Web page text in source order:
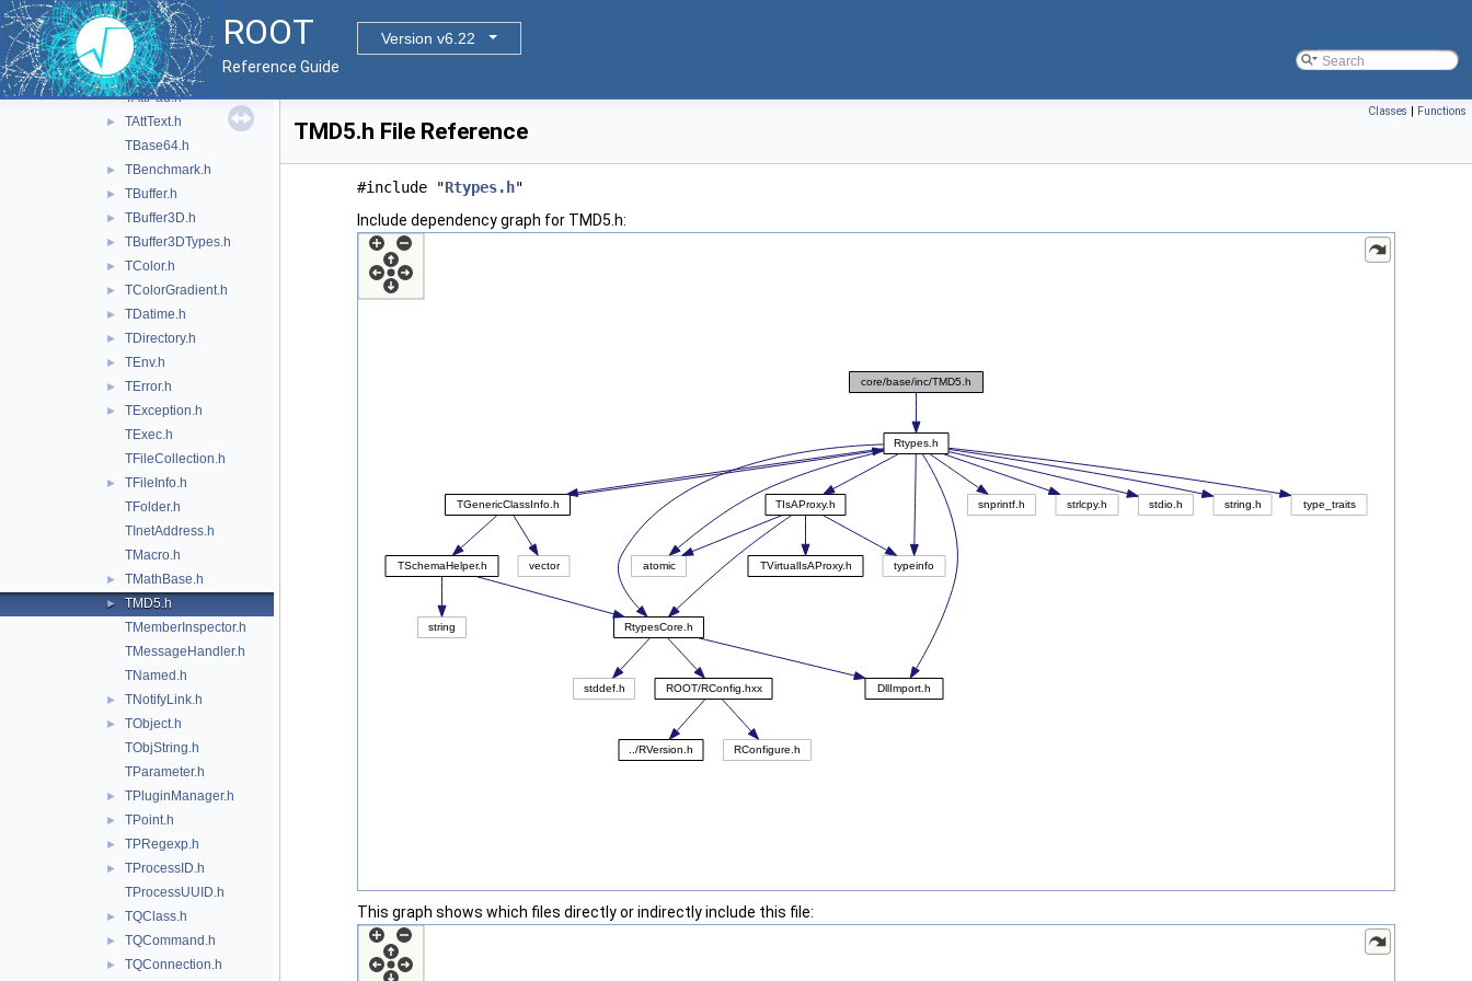
ROOT
Version v6.22
Reference Guide
► TAttFill.h
► TAttLine.h
► TAttMarker.h
TAttPad.h
►
TAttText.h
TBase64.h
► TBenchmark.h
► TBuffer.h
► TBuffer3D.h
► TBuffer3DTypes.h
► TColor.h
► TColorGradient.h
► TDatime.h
► TDirectory.h
► TEnv.h
► TError.h
►
TException.h
TExec.h
TFileCollection.h
►
TFileInfo.h
TFolder.h
TInetAddress.h
TMacro.h
► TMathBase.h
►
TMD5.h
TMemberInspector.h
TMessageHandler.h
TNamed.h
► TNotifyLink.h
►
TObject.h
TObjString.h
TParameter.h
► TPluginManager.h
► TPoint.h
► TPRegexp.h
►
TProcessID.h
TProcessUUID.h
► TQClass.h
► TQCommand.h
► TQConnection.h
Classes | Functions
TMD5.h File Reference
#include "Rtypes.h"
Include dependency graph for TMD5.h:
This graph shows which files directly or indirectly include this file: